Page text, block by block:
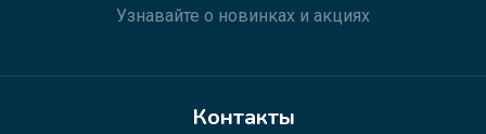
Узнавайте о новинках и акциях
Контакты